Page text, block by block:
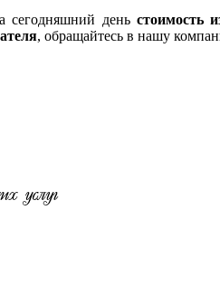
сегодняшний день стоимость
, обращайтесь в нашу